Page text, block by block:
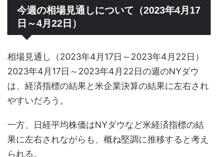
今週の相場見通しについて（2023年4月17
日～4月22日）
相場見通し（2023年4月17日～2023年4月22日）
2023年4月17日～2023年4月22日の週のNYダウ
は、経済指標の結果と米企業決算の結果に左右され
やすいだろう。
一方、日経平均株価はNYダウなど米経済指標の結
果に左右されながらも、概ね堅調に推移すると考え
られる。